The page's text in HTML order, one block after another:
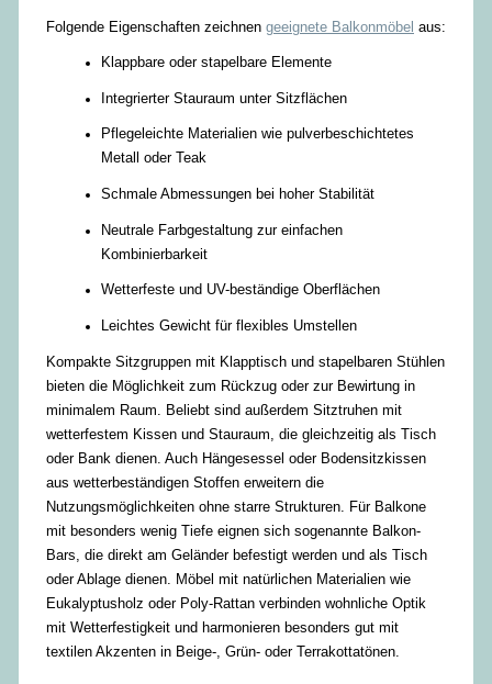
Folgende Eigenschaften zeichnen geeignete Balkonmöbel aus:
Klappbare oder stapelbare Elemente
Integrierter Stauraum unter Sitzflächen
Pflegeleichte Materialien wie pulverbeschichtetes
Metall oder Teak
Schmale Abmessungen bei hoher Stabilität
Neutrale Farbgestaltung zur einfachen
Kombinierbarkeit
Wetterfeste und UV-beständige Oberflächen
Leichtes Gewicht für flexibles Umstellen
Kompakte Sitzgruppen mit Klapptisch und stapelbaren Stühlen
bieten die Möglichkeit zum Rückzug oder zur Bewirtung in
minimalem Raum. Beliebt sind außerdem Sitztruhen mit
wetterfestem Kissen und Stauraum, die gleichzeitig als Tisch
oder Bank dienen. Auch Hängesessel oder Bodensitzkissen
aus wetterbeständigen Stoffen erweitern die
Nutzungsmöglichkeiten ohne starre Strukturen. Für Balkone
mit besonders wenig Tiefe eignen sich sogenannte Balkon-
Bars, die direkt am Geländer befestigt werden und als Tisch
oder Ablage dienen. Möbel mit natürlichen Materialien wie
Eukalyptusholz oder Poly-Rattan verbinden wohnliche Optik
mit Wetterfestigkeit und harmonieren besonders gut mit
textilen Akzenten in Beige-, Grün- oder Terrakottatönen.